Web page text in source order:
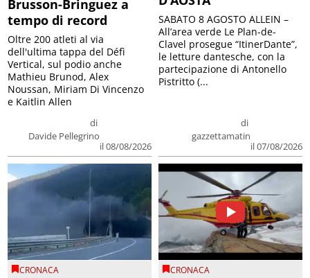
Brusson-Bringuez a
tempo di record
di
Davide Pellegrino
il 08/08/2026
Oltre 200 atleti al via
dell'ultima tappa del Défì
Vertical, sul podio anche
Mathieu Brunod, Alex
Noussan, Miriam Di Vincenzo
e Kaitlin Allen
di
gazzettamatin
il 07/08/2026
SABATO 8 AGOSTO ALLEIN –
All’area verde Le Plan-de-
Clavel prosegue “ItinerDante”,
le letture dantesche, con la
partecipazione di Antonello
Pistritto (...
CRONACA CRONACA